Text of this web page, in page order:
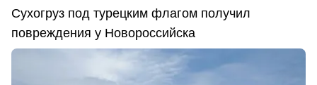
Сухогруз под турецким флагом получил
повреждения у Новороссийска